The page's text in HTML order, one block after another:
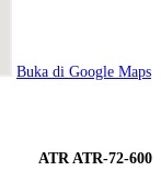
Buka di Google Maps
ATR ATR-72-600